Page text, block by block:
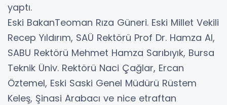
yaptı.
Eski BakanTeoman Rıza Güneri. Eski Millet Vekili
Recep Yıldırım, SAÜ Rektörü Prof Dr. Hamza Al,
SABU Rektörü Mehmet Hamza Sarıbıyık, Bursa
Teknik Üniv. Rektörü Naci Çağlar, Ercan
Öztemel, Eski Saski Genel Müdürü Rüstem
Keleş, Şinasi Arabacı ve nice etraftan